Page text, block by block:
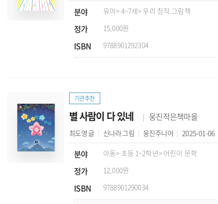
분야 유아> 4~7세> 우리 창작 그림책
정가 15,000원
ISBN 9788901292304
기관추천
별 사람이 다 있네 웅진작은책마을
최도영 글 신나라그림 웅진주니어 2025-01-06
분야 아동> 초등 1~2학년> 어린이 문학
정가 12,000원
ISBN 9788901290034